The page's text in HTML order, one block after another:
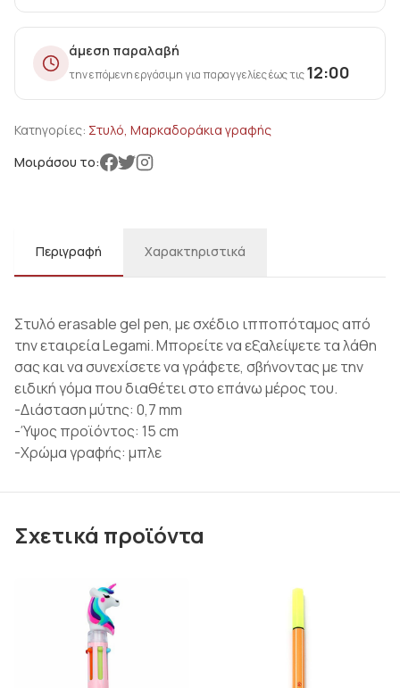
άμεση παραλαβή
την επόμενη εργάσιμη για παραγγελίες έως τις12:00
Κατηγορίες: Στυλό, Μαρκαδοράκια γραφής
Μοιράσου το:
Περιγραφή Χαρακτηριστικά
Στυλό erasable gel pen, με σχέδιο ιπποπόταμος από
την εταιρεία Legami. Μπορείτε να εξαλείψετε τα λάθη
σας και να συνεχίσετε να γράφετε, σβήνοντας με την
ειδική γόμα που διαθέτει στο επάνω μέρος του.
-Διάσταση μύτης: 0,7 mm
-Ύψος προϊόντος: 15 cm
-Χρώμα γραφής: μπλε
Σχετικά προϊόντα